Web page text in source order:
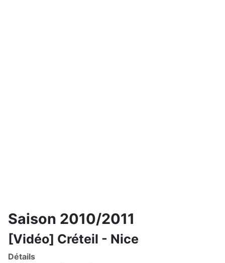
Saison 2010/2011
[Vidéo] Créteil - Nice
Détails